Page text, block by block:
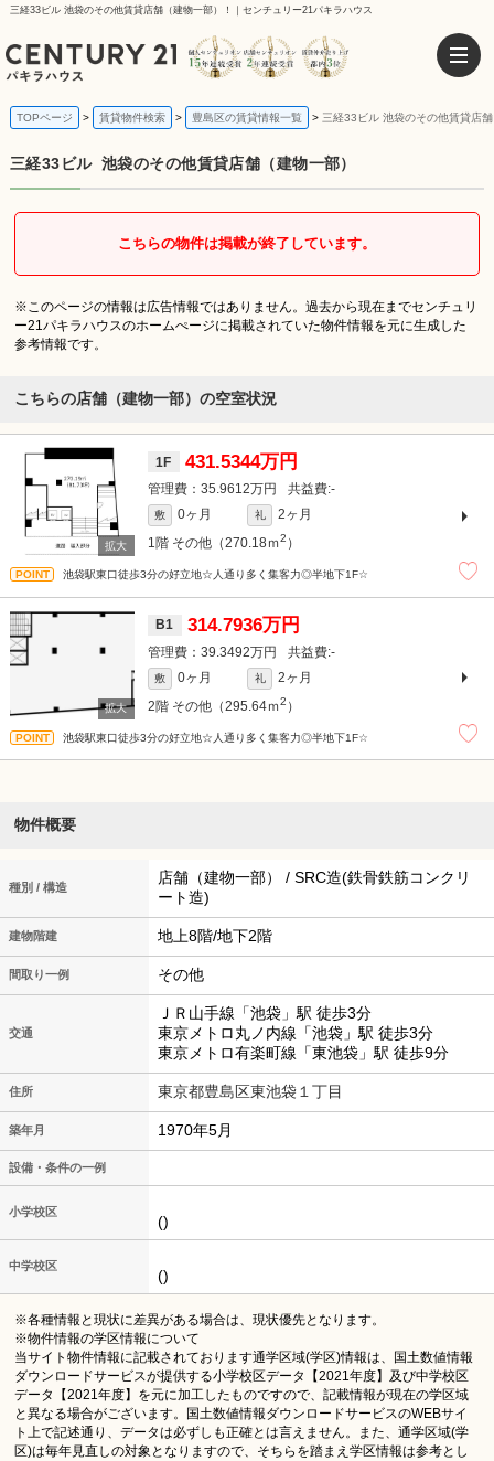
三経33ビル 池袋のその他賃貸店舗（建物一部）！｜センチュリー21パキラハウス
TOPページ 賃貸物件検索 豊島区の賃貸情報一覧 三経33ビル 池袋のその他賃貸店
三経33ビル 池袋のその他賃貸店舗（建物一部）
こちらの物件は掲載が終了しています。
※このページの情報は広告情報ではありません。過去から現在までセンチュリ
ー21パキラハウスのホームぺージに掲載されていた物件情報を元に生成した
参考情報です。
こちらの店舗（建物一部）の空室状況
1F 431.5344万円
35.9612万円 -
敷 0ヶ月 礼
2ヶ月
1階 その他（270.18ｍ2 ）
池袋駅東口徒歩3分の好立地☆人通り多く集客力◎半地下1F☆
B1 314.7936万円
39.3492万円 -
敷 0ヶ月 礼
2ヶ月
2階 その他（295.64ｍ2 ）
池袋駅東口徒歩3分の好立地☆人通り多く集客力◎半地下1F☆
物件概要
種別 / 構造
店舗（建物一部） / SRC造(鉄骨鉄筋コンクリ
ート造)
建物階建 地上8階/地下2階
間取り一例 その他
交通
ＪＲ山手線「池袋」駅 徒歩3分
東京メトロ丸ノ内線「池袋」駅 徒歩3分
東京メトロ有楽町線「東池袋」駅 徒歩9分
住所 東京都豊島区東池袋１丁目
築年月 1970年5月
設備・条件の一例
小学校区
()
中学校区
()
※各種情報と現状に差異がある場合は、現状優先となります。
※物件情報の学区情報について
当サイト物件情報に記載されております通学区域(学区)情報は、国土数値情報
ダウンロードサービスが提供する小学校区データ【2021年度】及び中学校区
データ【2021年度】を元に加工したものですので、記載情報が現在の学区域
と異なる場合がございます。国土数値情報ダウンロードサービスのWEBサイ
ト上で記述通り、データは必ずしも正確とは言えません。また、通学区域(学
区)は毎年見直しの対象となりますので、そちらを踏まえ学区情報は参考とし